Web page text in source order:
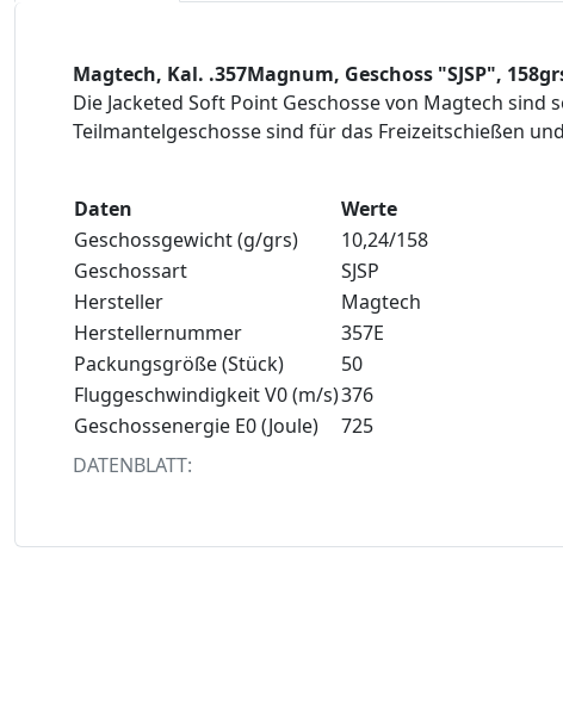
Magtech, Kal. .357Magnum, Geschoss "SJSP",
Die Jacketed Soft Point Geschosse von Magtech
Teilmantelgeschosse sind für das Freizeitschießen
DATENBLATT:
Daten
Werte
Geschossgewicht (g/grs)
10,24/158
Geschossart
SJSP
Hersteller
Magtech
Herstellernummer
357E
Packungsgröße (Stück)
50
Fluggeschwindigkeit V0 (m/s)376
Geschossenergie E0 (Joule)
725